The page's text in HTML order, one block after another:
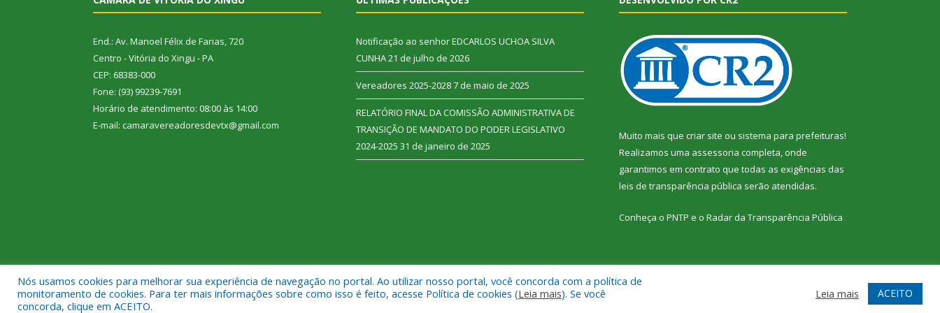
End.: Av. Manoel Félix de Farias, 720
Centro - Vitória do Xingu - PA
CEP: 68383-000
Fone: (93) 99239-7691
Horário de atendimento: 08:00 às 14:00
E-mail: camaravereadoresdevtx@gmail.com
Notificação ao senhor EDCARLOS UCHOA SILVA
CUNHA21 de julho de 2026
Vereadores 2025-20287 de maio de 2025
RELATÓRIO FINAL DA COMISSÃO ADMINISTRATIVA DE
TRANSIÇÃO DE MANDATO DO PODER LEGISLATIVO
2024-2025 31 de janeiro de 2025
Muito mais que criar site ou sistema para prefeituras!
Realizamos uma assessoria completa, onde
garantimos em contrato que todas as exigências das
leis de transparência pública serão atendidas.
Conheça o PNTP e o Radar da Transparência Pública
Todos os direitos reservados a Câmara Municipal de Vitória do Xingu. Mapa do Site Acessar Webmail
Nós usamos cookies para melhorar sua experiência de navegação no portal. Ao utilizar nosso portal, você concorda com a política de
monitoramento de cookies. Para ter mais informações sobre como isso é feito, acesse Política de cookies (Leia mais). Se você
concorda, clique em ACEITO.
Leia mais ACEITO